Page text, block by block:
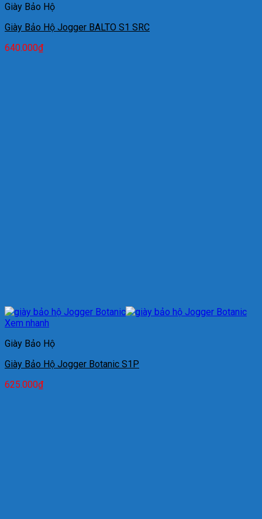
Giày Bảo Hộ
Giày Bảo Hộ Jogger BALTO S1 SRC
640.000₫
Xem nhanh
Giày Bảo Hộ
Giày Bảo Hộ Jogger Botanic S1P
625.000₫